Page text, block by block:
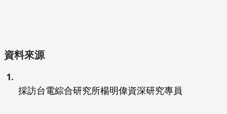
資料來源
採訪台電綜合研究所楊明偉資深研究專員